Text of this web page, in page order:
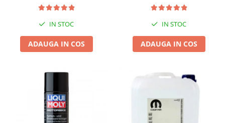
IN STOC
ADAUGA IN COS
IN STOC
ADAUGA IN COS